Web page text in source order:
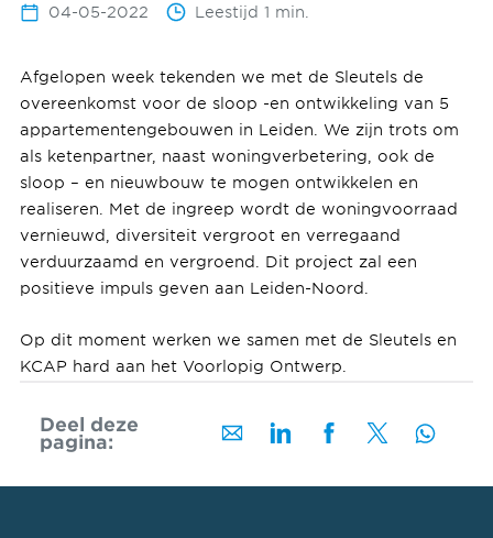
04-05-2022 Leestijd 1 min.
Afgelopen week tekenden we met de Sleutels de
overeenkomst voor de sloop -en ontwikkeling van 5
appartementengebouwen in Leiden. We zijn trots om
als ketenpartner, naast woningverbetering, ook de
sloop – en nieuwbouw te mogen ontwikkelen en
realiseren. Met de ingreep wordt de woningvoorraad
vernieuwd, diversiteit vergroot en verregaand
verduurzaamd en vergroend. Dit project zal een
positieve impuls geven aan Leiden-Noord.
Op dit moment werken we samen met de Sleutels en
KCAP hard aan het Voorlopig Ontwerp.
Deel deze
pagina: